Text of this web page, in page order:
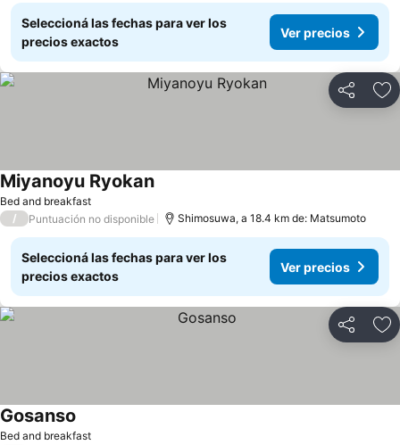
Seleccioná las fechas para ver los
precios exactos
Ver precios
Compartir
Bed and breakfast
Miyanoyu Ryokan
/ Puntuación no disponible Shimosuwa, a 18.4 km de: Matsumoto
Seleccioná las fechas para ver los
precios exactos
Ver precios
Compartir
Bed and breakfast
Gosanso